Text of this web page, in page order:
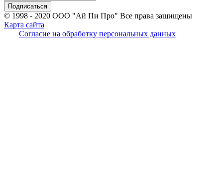
© 1998 - 2020 ООО "Ай Пи Про" Все права защищены
Карта сайта
Согласие на обработку персональных данных